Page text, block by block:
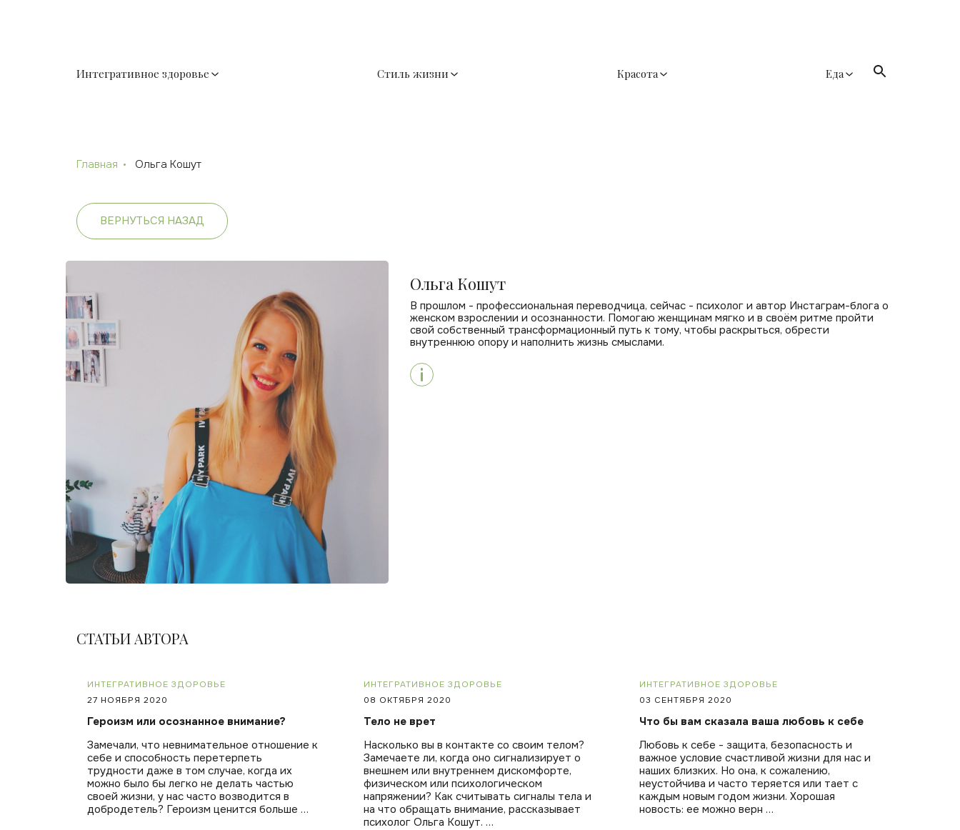
Интегративное здоровье Стиль жизни Красота Еда
Главная Ольга Кошут
ВЕРНУТЬСЯ НАЗАД
Ольга Кошут
В прошлом - профессиональная переводчица, сейчас - психолог и автор Инстаграм-блога о
женском взрослении и осознанности. Помогаю женщинам мягко и в своём ритме пройти
свой собственный трансформационный путь к тому, чтобы раскрыться, обрести
внутреннюю опору и наполнить жизнь смыслами.
СТАТЬИ АВТОРА
ИНТЕГРАТИВНОЕ ЗДОРОВЬЕ
27 НОЯБРЯ 2020
Героизм или осознанное внимание?
Замечали, что невнимательное отношение к
себе и способность перетерпеть
трудности даже в том случае, когда их
можно было бы легко не делать частью
своей жизни, у нас часто возводится в
добродетель? Героизм ценится больше …
ИНТЕГРАТИВНОЕ ЗДОРОВЬЕ
08 ОКТЯБРЯ 2020
Тело не врет
Насколько вы в контакте со своим телом?
Замечаете ли, когда оно сигнализирует о
внешнем или внутреннем дискомфорте,
физическом или психологическом
напряжении? Как считывать сигналы тела и
на что обращать внимание, рассказывает
психолог Ольга Кошут. …
ИНТЕГРАТИВНОЕ ЗДОРОВЬЕ
03 СЕНТЯБРЯ 2020
Что бы вам сказала ваша любовь к себе
Любовь к себе - защита, безопасность и
важное условие счастливой жизни для нас и
наших близких. Но она, к сожалению,
неустойчива и часто теряется или тает с
каждым новым годом жизни. Хорошая
новость: ее можно верн …